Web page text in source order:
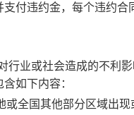
付违约金，每个违约
行业或社会造成的不利
如下内容：
或全国其他部分区域出